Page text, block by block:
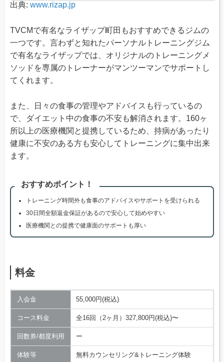
出典: www.rizap.jp
TVCMで有名なライザップ町田もおすすめできるジムの
一つです。言わずと知れたパーソナルトレーニングジム
で有名なライザップでは、オリジナルのトレーニングメ
ソッドを専属のトレーナーがマンツーマンでサポートし
てくれます。
また、日々の食事の管理やアドバイスも行っているの
で、ダイエット中の食事の不安も解消されます。160ヶ
所以上の医療機関と提携しているため、持病があったり
健康に不安のある方も安心してトレーニングに集中出来
ます。
おすすめポイント！
トレーニング時間外も食事のアドバイスやサポートを受けられる
30日間全額返金保証があるので安心して始めやすい
医療機関との提携で健康面のサポートも厚い
料金
入会金 55,000円(税込)
コース料金 全16回（2ヶ月）327,800円(税込)〜
回数券/都度利用 ー
体験等 無料カウンセリング&トレーニング体験